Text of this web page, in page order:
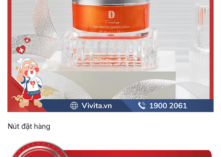
Nút đặt hàng